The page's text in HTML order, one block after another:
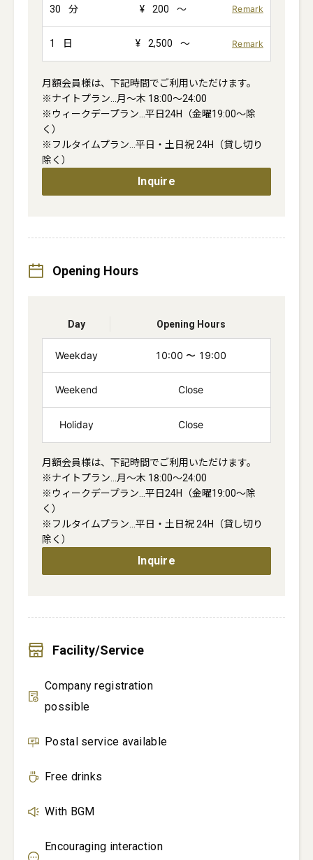
30 分 ¥ 200 ～ Remark
1 日 ¥ 2,500 ～ Remark
月額会員様は、下記時間でご利用いただけます。
※ナイトプラン…月〜木 18:00〜24:00
※ウィークデープラン…平日24H（金曜19:00〜除
く）
※フルタイムプラン…平日・土日祝 24H（貸し切り
除く）
Inquire
Opening Hours
Day Opening Hours
Weekday 10:00 〜 19:00
Weekend Close
Holiday Close
月額会員様は、下記時間でご利用いただけます。
※ナイトプラン…月〜木 18:00〜24:00
※ウィークデープラン…平日24H（金曜19:00〜除
く）
※フルタイムプラン…平日・土日祝 24H（貸し切り
除く）
Inquire
Facility/Service
Company registration
possible
Postal service available
Free drinks
With BGM
Encouraging interaction